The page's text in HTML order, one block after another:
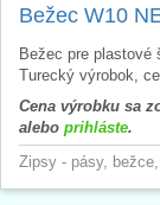
Bežec W10
Bežec pre plastové
Turecký výrobok,
Cena výrobku sa
alebo prihláste.
Zipsy - pásy,